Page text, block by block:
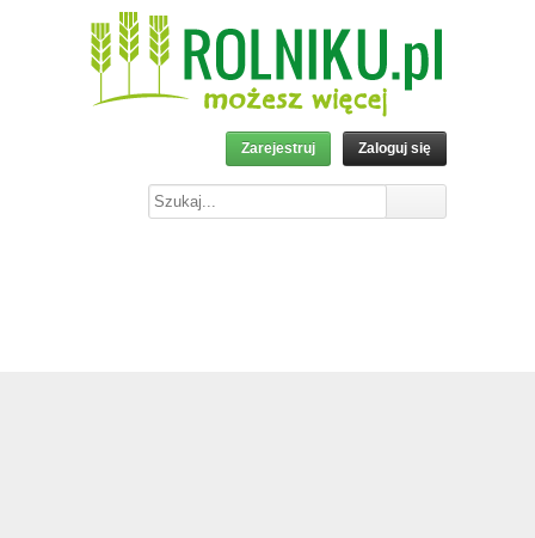
Zarejestruj Zaloguj się